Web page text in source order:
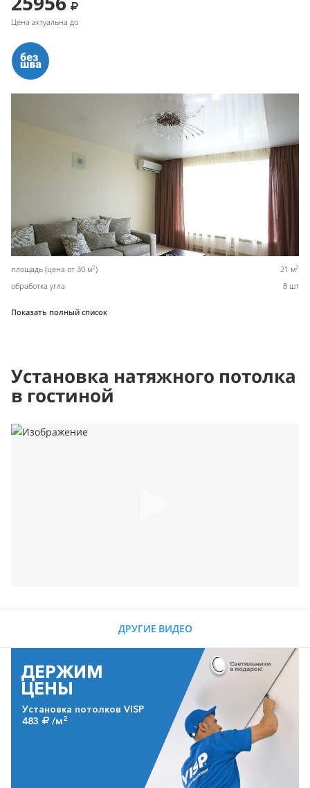
Цена актуальна до
площадь (цена от 30 м2) 21 м2
обработка угла 8 шт
Показать полный список
Установка натяжного потолка
в гостиной
ДРУГИЕ ВИДЕО
ДЕРЖИМ
ЦЕНЫ
Установка потолков VISP
483
/м2